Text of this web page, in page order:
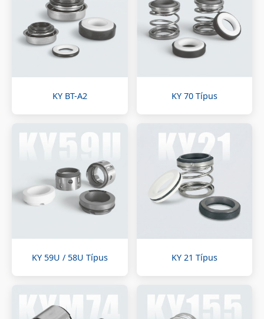
KY BT-A2 KY 70 Típus
KY 59U / 58U Típus KY 21 Típus